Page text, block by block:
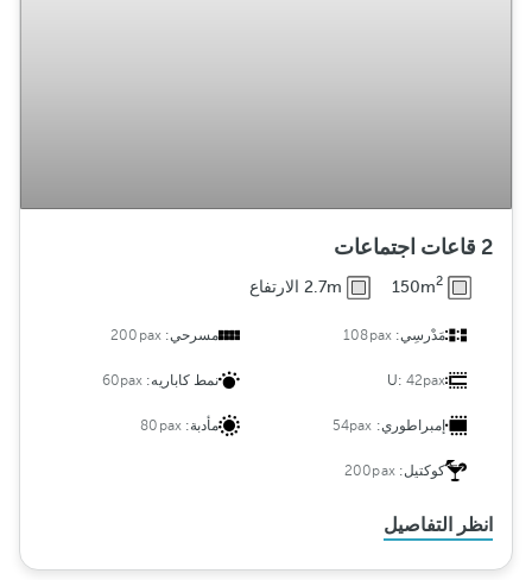
2 قاعات اجتماعات
150m2 2.7m الارتفاع
مَدْرسِي:108pax مسرحي:200pax
U: 42pax نمط كاباريه: 60pax
إمبراطوري: 54pax مأدبة:80pax
كوكتيل:200pax
انظر التفاصيل